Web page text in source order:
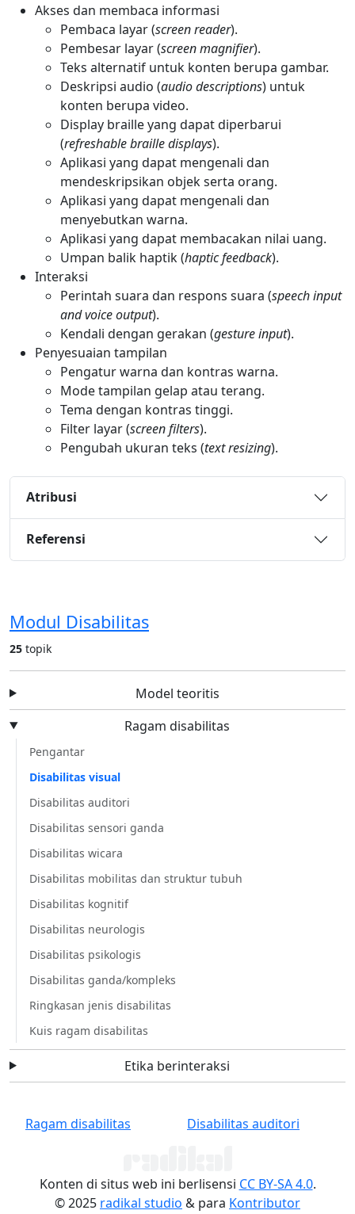
Akses dan membaca informasi
Pembaca layar (screen reader).
Pembesar layar (screen magnifier).
Teks alternatif untuk konten berupa gambar.
Deskripsi audio (audio descriptions) untuk
konten berupa video.
Display braille yang dapat diperbarui
(refreshable braille displays).
Aplikasi yang dapat mengenali dan
mendeskripsikan objek serta orang.
Aplikasi yang dapat mengenali dan
menyebutkan warna.
Aplikasi yang dapat membacakan nilai uang.
Umpan balik haptik (haptic feedback).
Interaksi
Perintah suara dan respons suara (speech input
and voice output).
Kendali dengan gerakan (gesture input).
Penyesuaian tampilan
Pengatur warna dan kontras warna.
Mode tampilan gelap atau terang.
Tema dengan kontras tinggi.
Filter layar (screen filters).
Pengubah ukuran teks (text resizing).
Atribusi
Referensi
Modul Disabilitas
25 topik
Model teoritis
Ragam disabilitas
Pengantar
Disabilitas visual
Disabilitas auditori
Disabilitas sensori ganda
Disabilitas wicara
Disabilitas mobilitas dan struktur tubuh
Disabilitas kognitif
Disabilitas neurologis
Disabilitas psikologis
Disabilitas ganda/kompleks
Ringkasan jenis disabilitas
Kuis ragam disabilitas
Etika berinteraksi
Ragam disabilitas Disabilitas auditori
Konten di situs web ini berlisensi CC BY-SA 4.0.
© 2025 radikal studio & para Kontributor